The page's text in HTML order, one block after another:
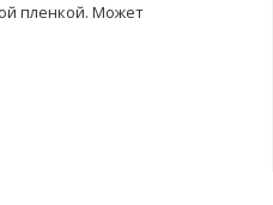
пленкой. Может